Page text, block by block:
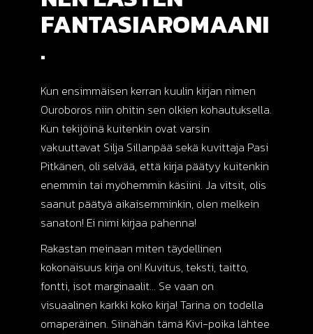
FANTASIAROMAANI
.
Kun ensimmäisen kerran kuulin kirjan nimen
Ouroboros niin ohitin sen olkien kohautuksella.
Kun tekijöinä kuitenkin ovat varsin
vakuuttavat Silja Sillanpää sekä kuvittaja Pasi
Pitkänen, oli selvää, että kirja päätyy kuitenkin
enemmin tai myöhemmin käsiini. Ja vitsit, olis
saanut päätyä aikaisemminkin, olen melkein
sanaton! Ei nimi kirjaa pahenna!
Rakastan meinaan miten täydellinen
kokonaisuus kirja on! Kuvitus, teksti, taitto,
fontti, isot marginaalit… Se vaan on
visuaalinen karkki koko kirja! Tarina on todella
omaperäinen. Siinähän tämä Kivi-poika lähtee